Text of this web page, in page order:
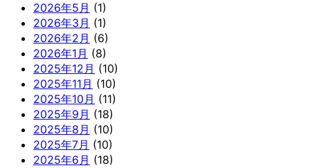
2026年5月 (1)
2026年3月 (1)
2026年2月 (6)
2026年1月 (8)
2025年12月 (10)
2025年11月 (10)
2025年10月 (11)
2025年9月 (18)
2025年8月 (10)
2025年7月 (10)
2025年6月 (18)